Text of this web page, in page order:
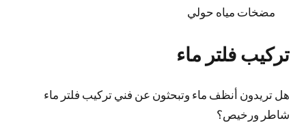
مضخات مياه حولي
تركيب فلتر ماء
هل تريدون أنظف ماء وتبحثون عن فني تركيب فلتر ماء
شاطر ورخيص؟